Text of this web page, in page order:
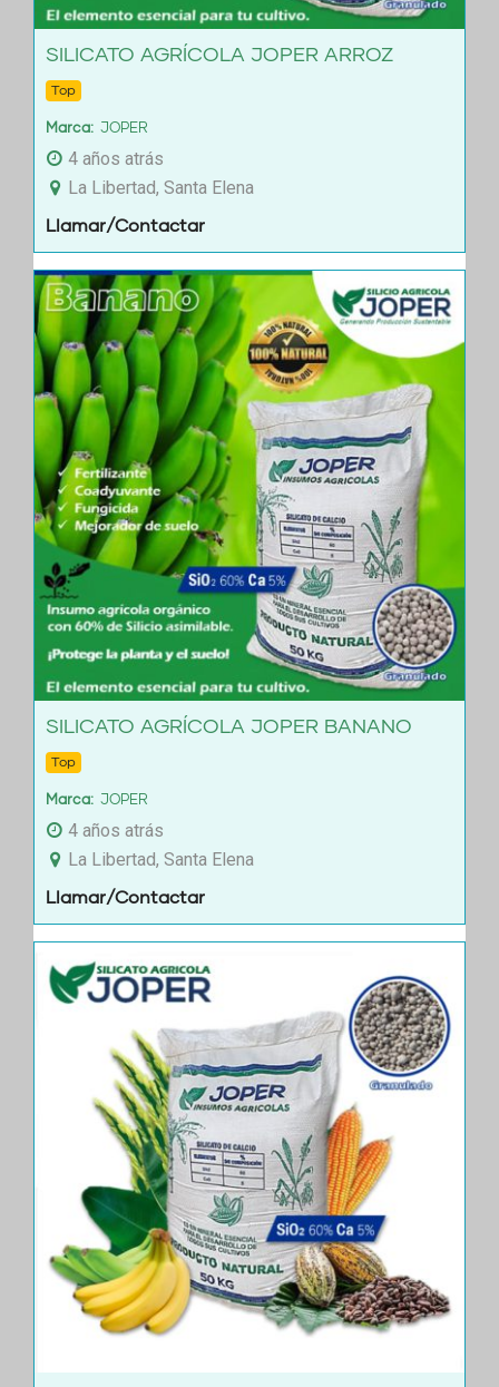
SILICATO AGRÍCOLA JOPER ARROZ
Top
Marca JOPER
4 años atrás
La Libertad, Santa Elena
Llamar/Contactar
SILICATO AGRÍCOLA JOPER BANANO
Top
Marca JOPER
4 años atrás
La Libertad, Santa Elena
Llamar/Contactar